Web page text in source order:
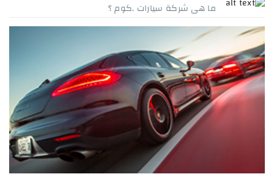
ما هى شركة سيارات .كوم ؟